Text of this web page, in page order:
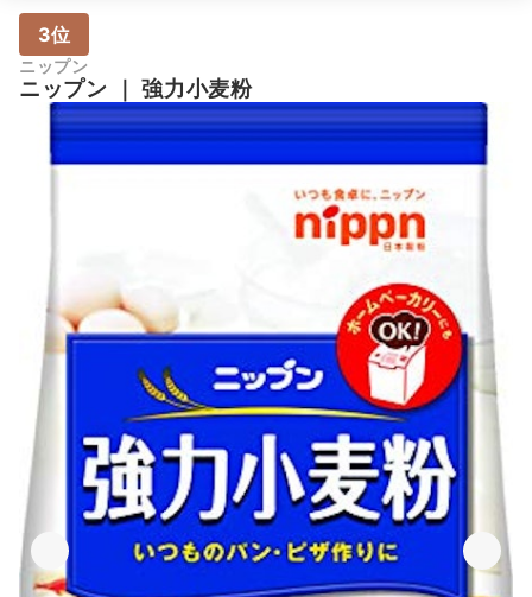
3位
ニップン
ニップン ｜強力小麦粉